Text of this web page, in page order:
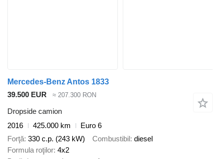
Mercedes-Benz Antos 1833
39.500 EUR
≈ 207.300 RON
Dropside camion
2016
425.000 km
Euro 6
Forţă 330 c.p. (243 kW) Combustibil diesel
Formula roţilor 4x2